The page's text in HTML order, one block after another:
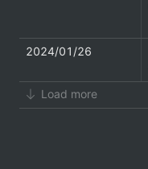
2024/01/26
Load more